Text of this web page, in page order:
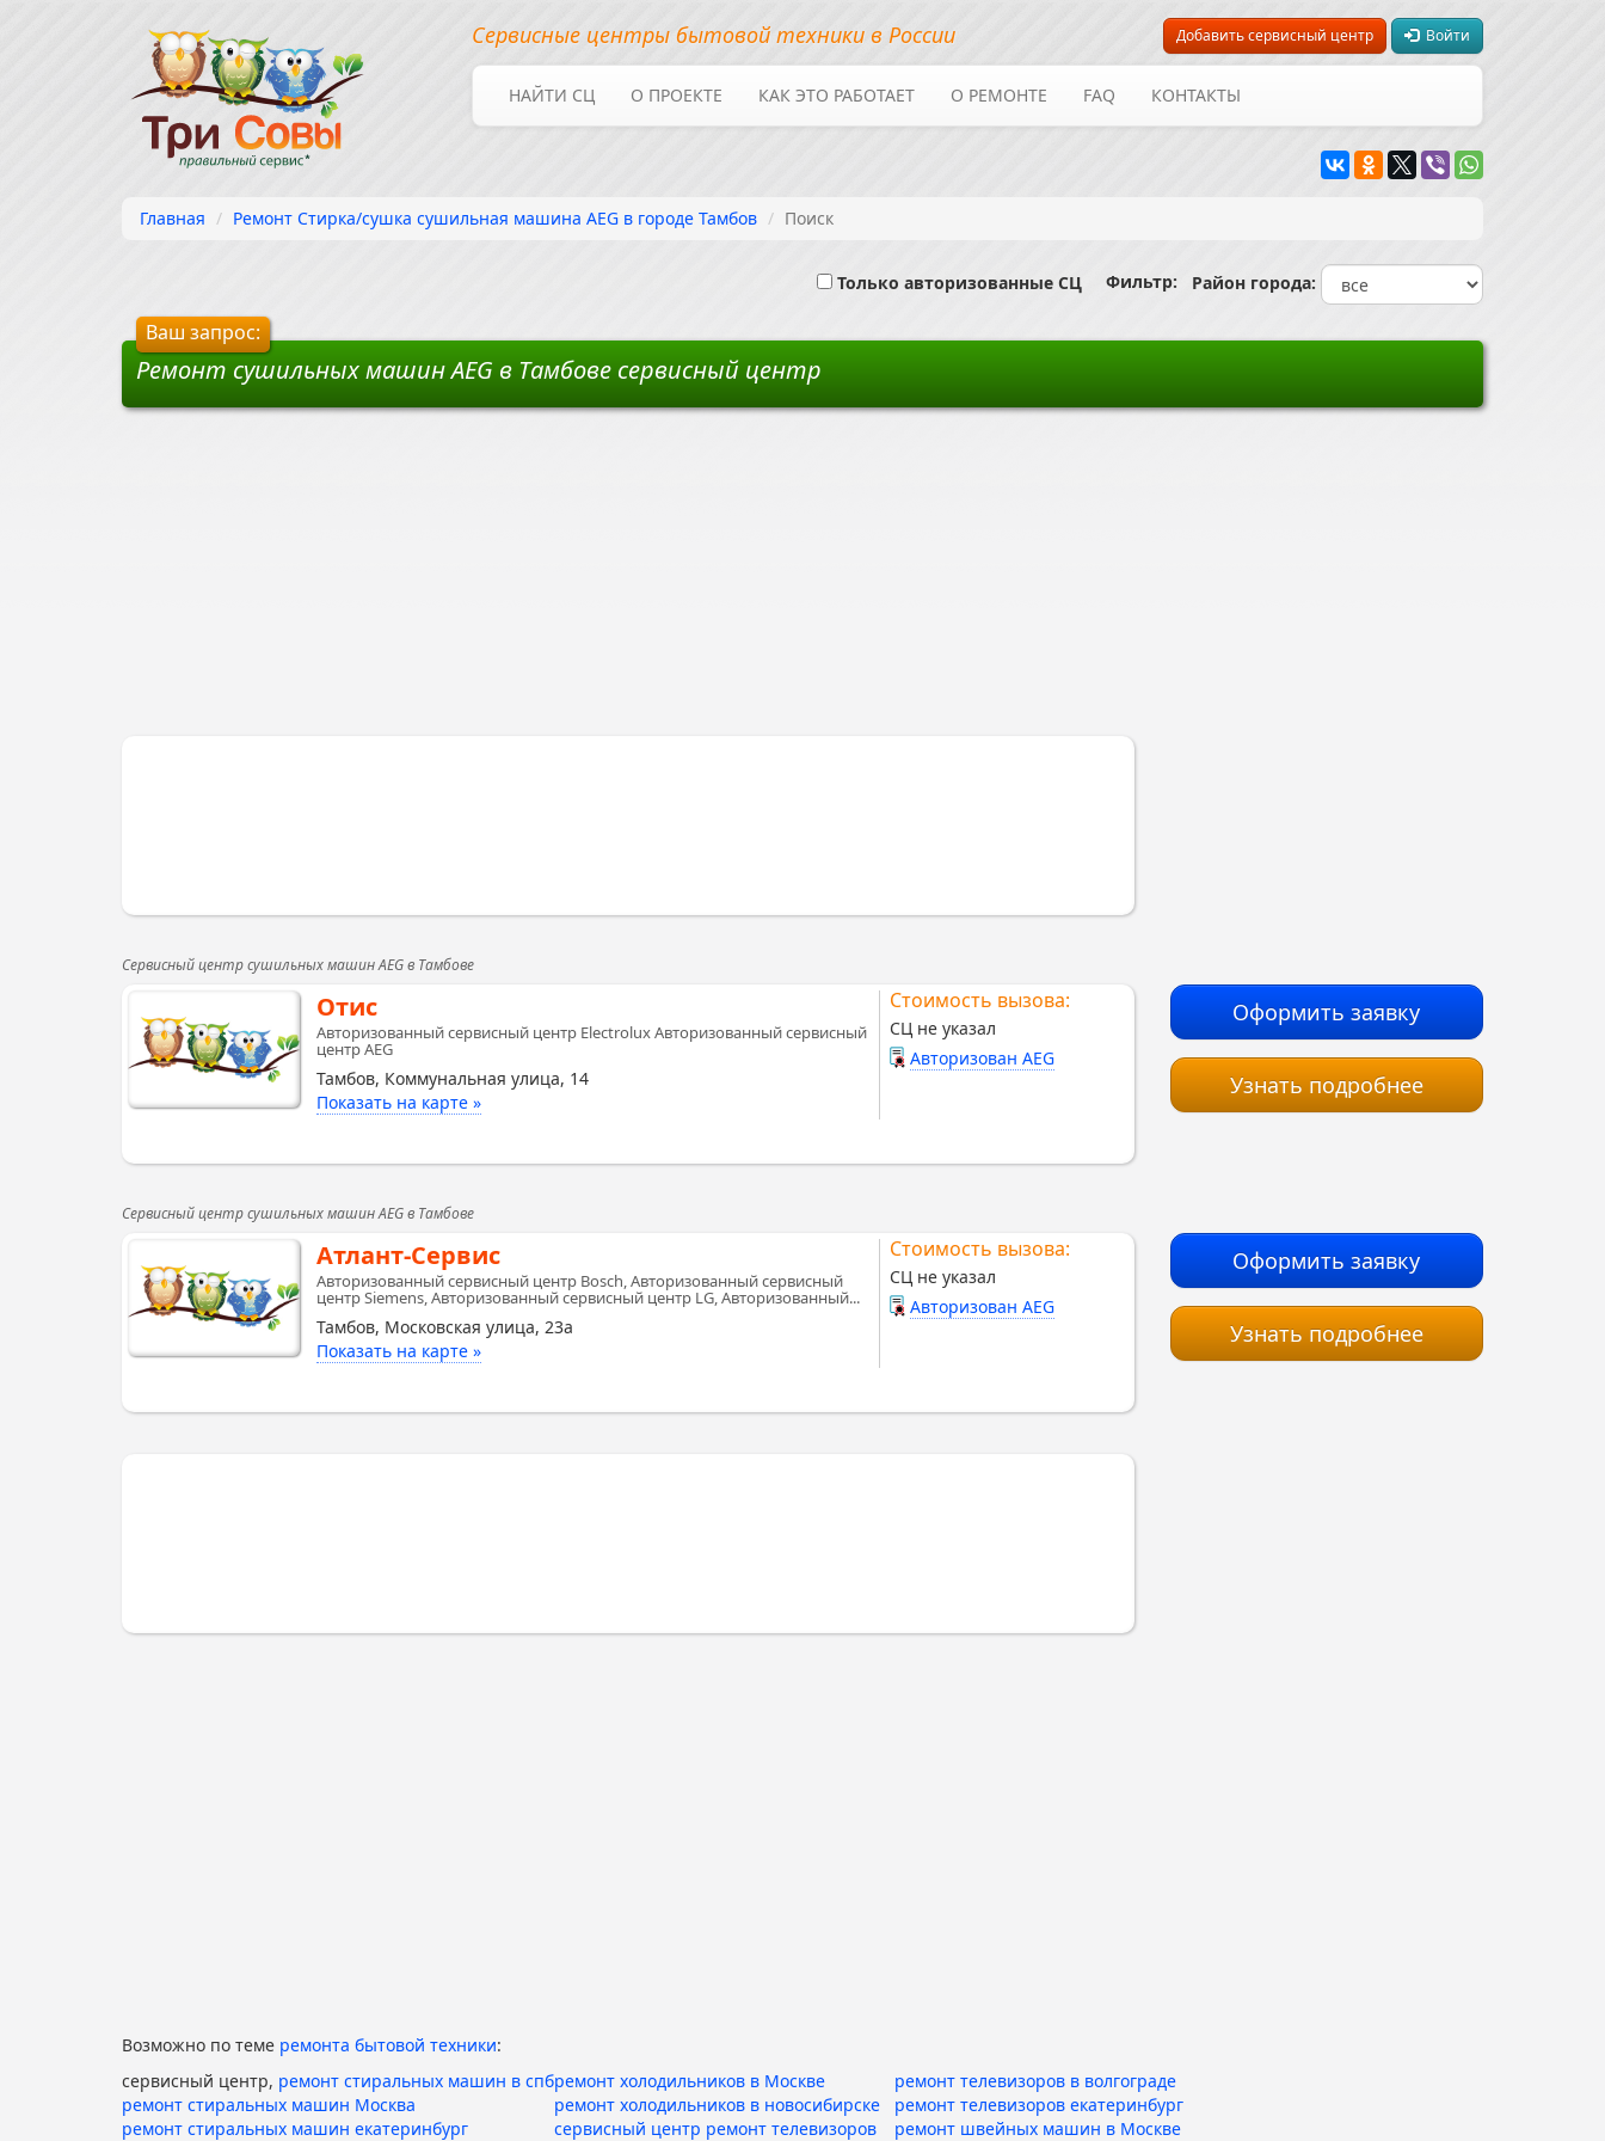
Добавить сервисный центр Войти
Сервисные центры бытовой техники в России
НАЙТИ СЦ О ПРОЕКТЕ КАК ЭТО РАБОТАЕТ О РЕМОНТЕ FAQ КОНТАКТЫ
Главная Ремонт Стирка/сушка сушильная машина AEG в городе Тамбов Поиск
Только авторизованные СЦ Фильтр: Район города:
Ваш запрос:
Ремонт сушильных машин AEG в Тамбове сервисный центр
Сервисный центр сушильных машин AEG в Тамбове
Отис
Авторизованный сервисный центр Electrolux Авторизованный сервисный
центр AEG
Тамбов, Коммунальная улица, 14
Показать на карте »
Стоимость вызова:
СЦ не указал
Авторизован AEG
Оформить заявку
Узнать подробнее
Сервисный центр сушильных машин AEG в Тамбове
Атлант-Сервис
Авторизованный сервисный центр Bosch, Авторизованный сервисный
центр Siemens, Авторизованный сервисный центр LG, Авторизованный...
Тамбов, Московская улица, 23а
Показать на карте »
Стоимость вызова:
СЦ не указал
Авторизован AEG
Оформить заявку
Узнать подробнее
Возможно по теме ремонта бытовой техники:
сервисный центр, ремонт стиральных машин в спбремонт холодильников в Москве
ремонт телевизоров в волгограде
ремонт стиральных машин Москва
ремонт холодильников в новосибирске
ремонт телевизоров екатеринбург
ремонт стиральных машин екатеринбург
сервисный центр ремонт телевизоров ремонт швейных машин в Москве